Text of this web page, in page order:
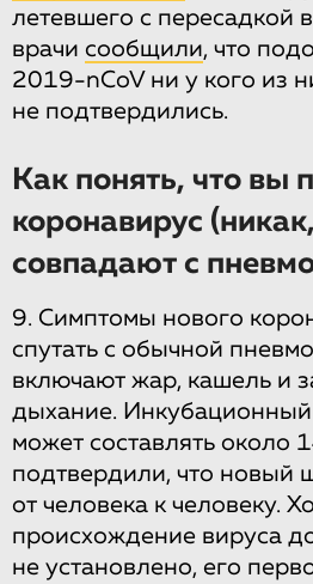
летевшего с пересадкой
врачи сообщили, что
2019-nCoV ни у кого из
не подтвердились.
Как понять, что вы
коронавирус
совпадают с
9. Симптомы нового
спутать с обычной
включают жар, кашель и
дыхание.
может составлять около
подтвердили, что новый
от человека к человеку.
происхождение вируса
не установлено, его